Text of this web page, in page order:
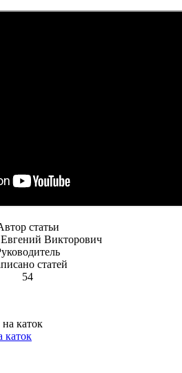
статьи
Викторович
статей
54
каток